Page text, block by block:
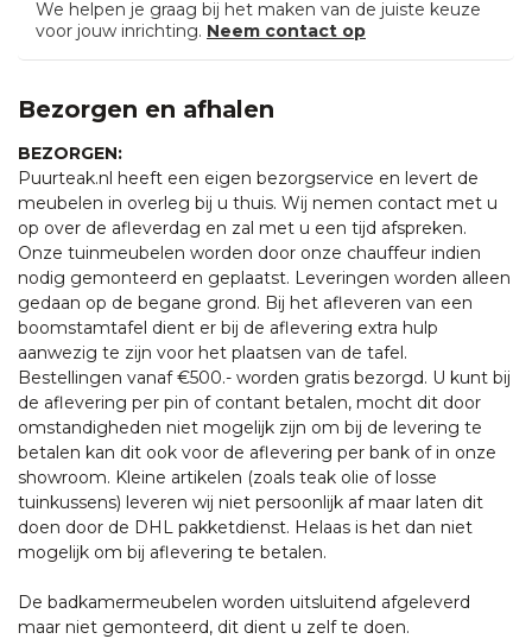
We helpen je graag bij het maken van de juiste keuze
voor jouw inrichting. Neem contact op
Bezorgen en afhalen
BEZORGEN:
Puurteak.nl heeft een eigen bezorgservice en levert de
meubelen in overleg bij u thuis. Wij nemen contact met u
op over de afleverdag en zal met u een tijd afspreken.
Onze tuinmeubelen worden door onze chauffeur indien
nodig gemonteerd en geplaatst. Leveringen worden alleen
gedaan op de begane grond. Bij het afleveren van een
boomstamtafel dient er bij de aflevering extra hulp
aanwezig te zijn voor het plaatsen van de tafel.
Bestellingen vanaf €500.- worden gratis bezorgd. U kunt bij
de aflevering per pin of contant betalen, mocht dit door
omstandigheden niet mogelijk zijn om bij de levering te
betalen kan dit ook voor de aflevering per bank of in onze
showroom. Kleine artikelen (zoals teak olie of losse
tuinkussens) leveren wij niet persoonlijk af maar laten dit
doen door de DHL pakketdienst. Helaas is het dan niet
mogelijk om bij aflevering te betalen.
De badkamermeubelen worden uitsluitend afgeleverd
maar niet gemonteerd, dit dient u zelf te doen.